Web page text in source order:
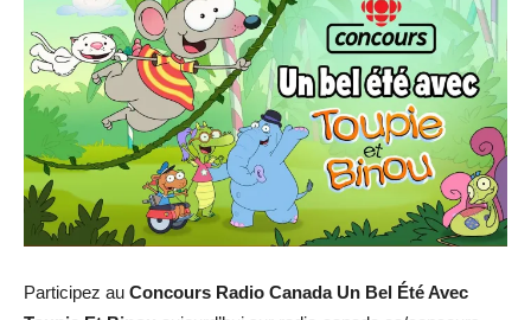
Participez au Concours Radio Canada Un Bel Été Avec